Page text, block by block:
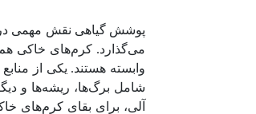
پوشش گیاهی نقش مهمی در
می‌گذارد. کرم‌های خاکی
وابسته هستند. یکی از
شامل برگ‌ها، ریشه‌ها و
آلی، برای بقای کرم‌های